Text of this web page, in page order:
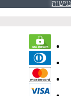
נגישות